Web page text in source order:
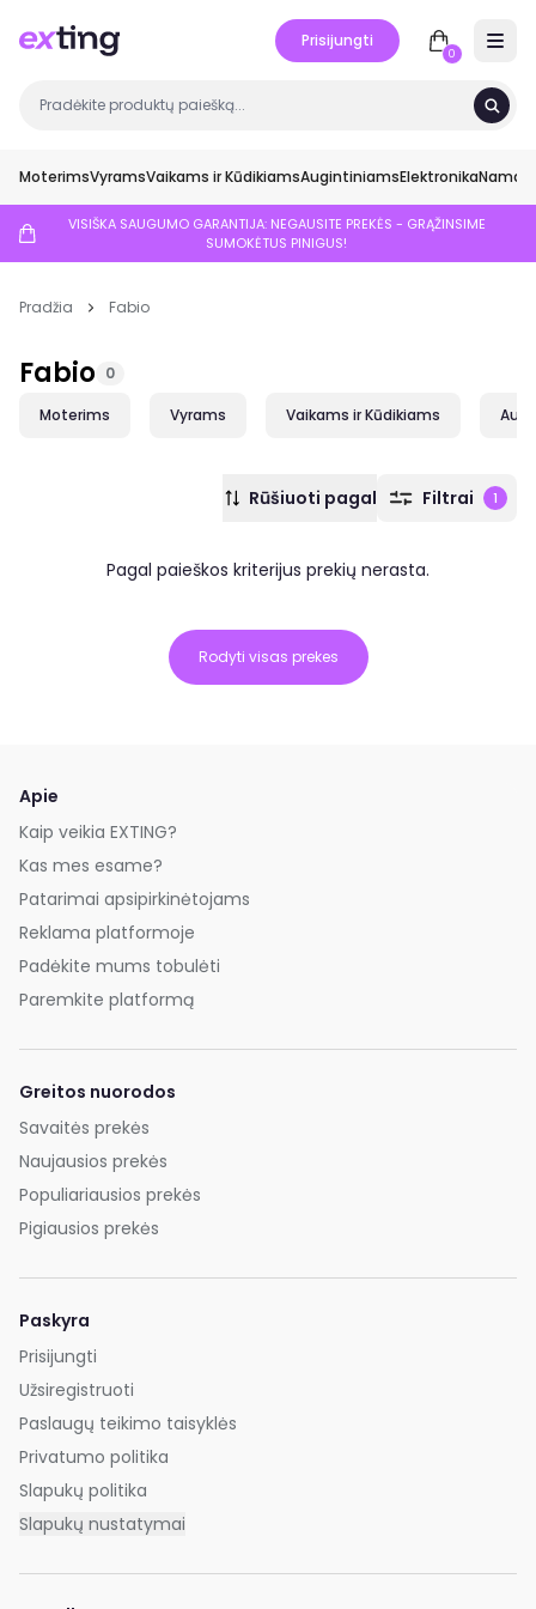
Prisijungti
0
MoterimsVyramsVaikams ir KūdikiamsAugintiniamsElektronikaNamai
VISIŠKA SAUGUMO GARANTIJA: NEGAUSITE PREKĖS - GRĄŽINSIME
SUMOKĖTUS PINIGUS!
Pradžia Fabio
Fabio 0
Moterims Vyrams Vaikams ir Kūdikiams
Rūšiuoti pagal Filtrai 1
Pagal paieškos kriterijus prekių nerasta.
Rodyti visas prekes
Apie
Kaip veikia EXTING?
Kas mes esame?
Patarimai apsipirkinėtojams
Reklama platformoje
Padėkite mums tobulėti
Paremkite platformą
Greitos nuorodos
Savaitės prekės
Naujausios prekės
Populiariausios prekės
Pigiausios prekės
Paskyra
Prisijungti
Užsiregistruoti
Paslaugų teikimo taisyklės
Privatumo politika
Slapukų politika
Slapukų nustatymai